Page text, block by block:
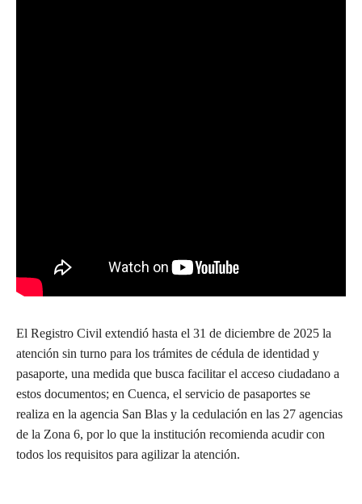
El Registro Civil extendió hasta el 31 de diciembre de 2025 la
atención sin turno para los trámites de cédula de identidad y
pasaporte, una medida que busca facilitar el acceso ciudadano a
estos documentos; en Cuenca, el servicio de pasaportes se
realiza en la agencia San Blas y la cedulación en las 27 agencias
de la Zona 6, por lo que la institución recomienda acudir con
todos los requisitos para agilizar la atención.